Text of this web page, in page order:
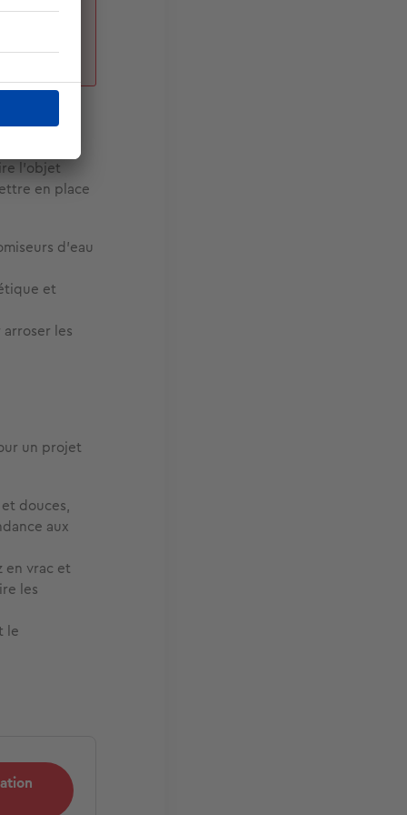
l’objet
en place
d'eau
et
les
un projet
douces,
aux
en vrac et
les
le